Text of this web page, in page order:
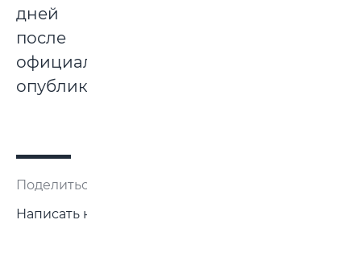
дней
после
официального
опубликования.
Поделиться:
Написать нам